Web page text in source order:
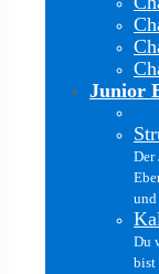
Junior
Der
Du
bist